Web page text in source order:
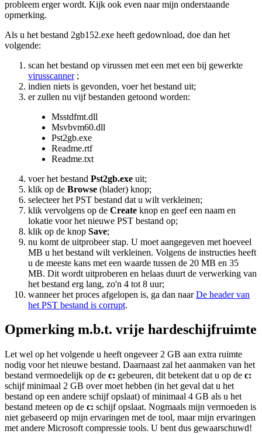
probleem erger wordt. Kijk ook even naar mijn onderstaande
opmerking.
Als u het bestand 2gb152.exe heeft gedownload, doe dan het
volgende:
scan het bestand op virussen met een met een bij gewerkte
virusscanner;
indien niets is gevonden, voer het bestand uit;
er zullen nu vijf bestanden getoond worden:
Msstdfmt.dll
Msvbvm60.dll
Pst2gb.exe
Readme.rtf
Readme.txt
voer het bestand Pst2gb.exe uit;
klik op de Browse (blader) knop;
selecteer het PST bestand dat u wilt verkleinen;
klik vervolgens op de Create knop en geef een naam en
lokatie voor het nieuwe PST bestand op;
klik op de knop Save;
nu komt de uitprobeer stap. U moet aangegeven met hoeveel
MB u het bestand wilt verkleinen. Volgens de instructies heeft
u de meeste kans met een waarde tussen de 20 MB en 35
MB. Dit wordt uitproberen en helaas duurt de verwerking van
het bestand erg lang, zo'n 4 tot 8 uur;
wanneer het proces afgelopen is, ga dan naarDe header van
het PST bestand is corrupt.
Opmerking m.b.t. vrije hardeschijfruimte
Let wel op het volgende u heeft ongeveer 2 GB aan extra ruimte
nodig voor het nieuwe bestand. Daarnaast zal het aanmaken van het
bestand vermoedelijk op de c: gebeuren, dit betekent dat u op de c:
schijf minimaal 2 GB over moet hebben (in het geval dat u het
bestand op een andere schijf opslaat) of minimaal 4 GB als u het
bestand meteen op de c: schijf opslaat. Nogmaals mijn vermoeden is
niet gebaseerd op mijn ervaringen met de tool, maar mijn ervaringen
met andere Microsoft compressie tools. U bent dus gewaarschuwd!